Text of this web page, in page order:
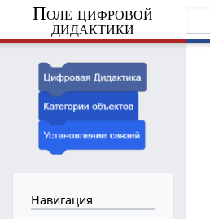
Поле цифровой
дидактики
Навигация